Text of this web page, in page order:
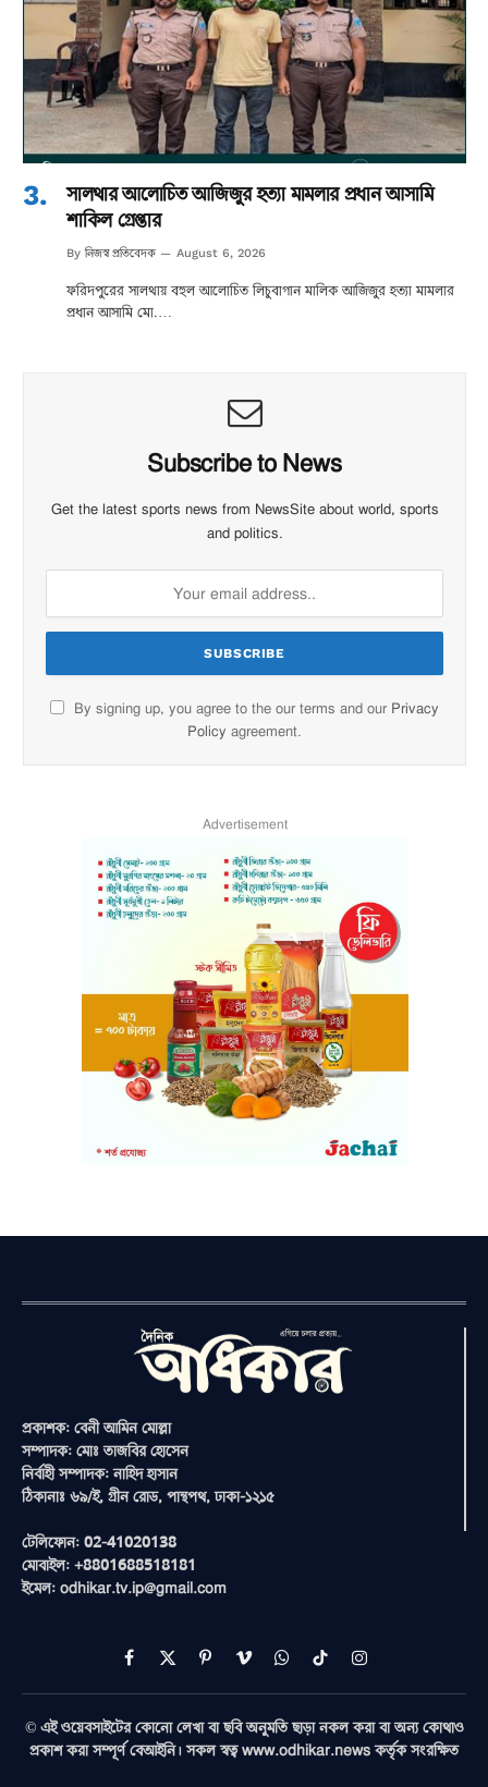
সালথার আলোচিত আজিজুর হত্যা মামলার প্রধান আসামি
শাকিল গ্রেপ্তার
By নিজস্ব প্রতিবেদক August 6, 2026
ফরিদপুরের সালথায় বহুল আলোচিত লিচুবাগান মালিক আজিজুর হত্যা মামলার
প্রধান আসামি মো.…
Subscribe to News
Get the latest sports news from NewsSite about world, sports
and politics.
By signing up, you agree to the our terms and our Privacy
Policy agreement.
Advertisement
প্রকাশক: বেনী আমিন মোল্লা
সম্পাদক: মোঃ তাজবির হোসেন
নির্বাহী সম্পাদক: নাহিদ হাসান
ঠিকানাঃ ৬৯/ই, গ্রীন রোড, পান্থপথ, ঢাকা-১২১৫
টেলিফোন: 02-41020138
মোবাইল: +8801688518181
ইমেল: odhikar.tv.ip@gmail.com
Facebook
X
(Twitter)
PinterestVimeoWhatsAppTikTokInstagram
© এই ওয়েবসাইটের কোনো লেখা বা ছবি অনুমতি ছাড়া নকল করা বা অন্য কোথাও
প্রকাশ করা সম্পূর্ণ বেআইনি। সকল স্বত্ব www.odhikar.news কর্তৃক সংরক্ষিত